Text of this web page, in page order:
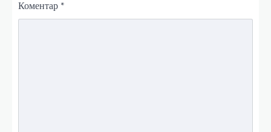
Коментар *